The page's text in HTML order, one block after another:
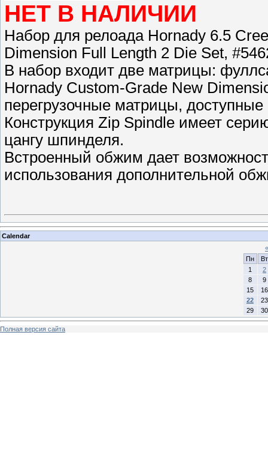
НЕТ В НАЛИЧИИ
Набор для релоада Hornady 6.5
Dimension Full Length 2 Die Set,
В набор входит две матрицы:
Hornady Custom-Grade New
перегрузочные матрицы,
Конструкция Zip Spindle имеет
цангу шпинделя.
Встроенный обжим дает
использования дополнительной
Calendar
«
Пн
Вт
1
2
8
9
15
16
22
23
29
30
Полная версия сайта